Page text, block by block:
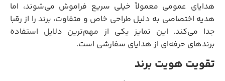
هدایای عمومی معمولاً خیلی سریع فراموش می‌شوند، اما
هدیه اختصاصی به دلیل طراحی خاص و متفاوت، برند را از رقبا
جدا می‌کند. این تمایز یکی از مهم‌ترین دلایل استفاده
برندهای حرفه‌ای از هدایای سفارشی است.
تقویت هویت برند